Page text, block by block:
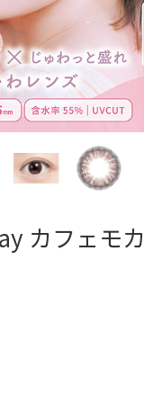
カフェモカ